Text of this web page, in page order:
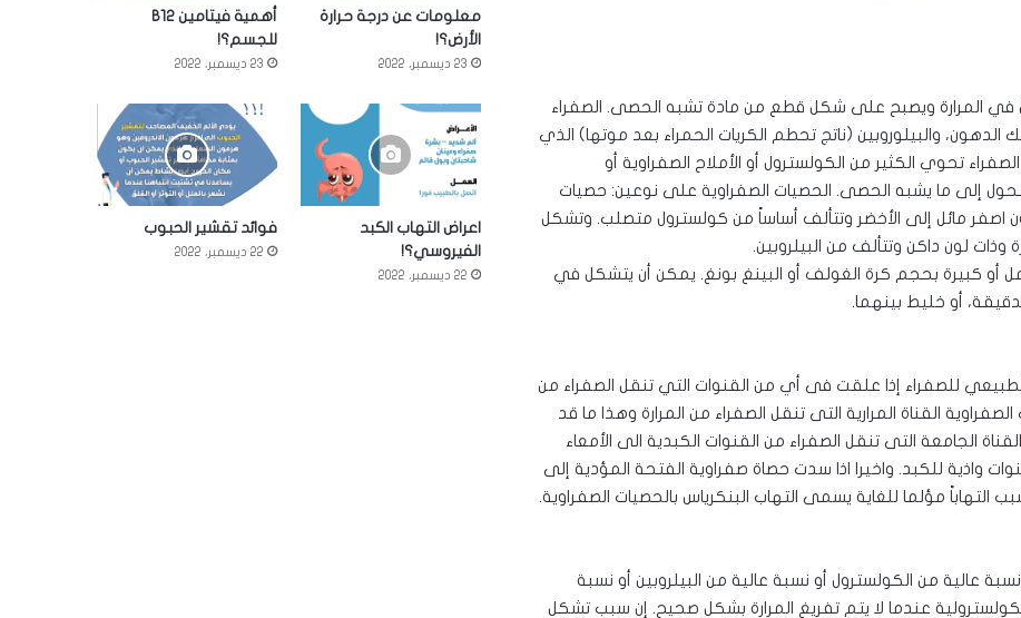
في المرارة ويصبح على شكل قطع من مادة تشبه الحصى. الصفراء
الدهون، والبيلوروبين (ناتج تحطم الكريات الحمراء بعد موتها) الذي
تحوي الكثير من الكولسترول أو الأملاح الصفراوية أو
إلى ما يشبه الحصى. الحصيات الصفراوية على نوعين: حصيات
اصفر مائل إلى الأخضر وتتألف أساساً من كولسترول متصلب. وتشكل
أو كبيرة بحجم كرة الغولف أو البينغ بونغ. يمكن أن يتشكل في
أو خليط بينهما.
للصفراء إذا علقت فى أي من القنوات التي تنقل الصفراء من
القناة المرارية التى تنقل الصفراء من المرارة وهذا ما قد
الجامعة التى تنقل الصفراء من القنوات الكبدية الى الأمعاء
واذية للكبد. واخيرا اذا سدت حصاة صفراوية الفتحة المؤدية إلى
التهاباً مؤلما للغاية يسمى التهاب البنكرياس بالحصيات الصفراوية.
عالية من الكولسترول أو نسبة عالية من البيلروبين أو نسبة
عندما لا يتم تفريغ المرارة بشكل صحيح. إن سبب تشكل
معلومات عن درجة حرارة
الأرض؟!
23 ديسمبر، 2022
أهمية فيتامين B12
للجسم؟!
23 ديسمبر، 2022
اعراض التهاب الكبد
الفيروسي؟!
22 ديسمبر، 2022
فوائد تقشير الحبوب
22 ديسمبر، 2022